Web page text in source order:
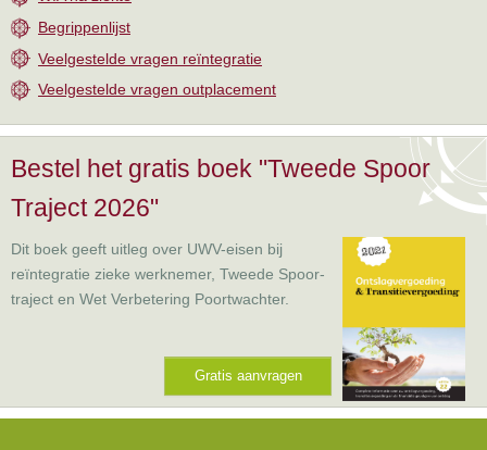
Begrippenlijst
Veelgestelde vragen reïntegratie
Veelgestelde vragen outplacement
Bestel het gratis boek "Tweede Spoor
Traject 2026"
Dit boek geeft uitleg over UWV-eisen bij
reïntegratie zieke werknemer, Tweede Spoor-
traject en Wet Verbetering Poortwachter.
Gratis aanvragen